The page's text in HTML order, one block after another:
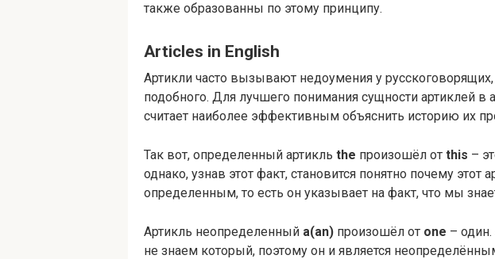
также образованны по этому принципу.
Articles in English
Артикли часто вызывают недоумения у
подобного. Для лучшего понимания сущности артиклей
считает наиболее эффективным объяснить историю их
Так вот, определенный артикль the произошёл от this –
однако, узнав этот факт, становится понятно почему этот
определенным, то есть он указывает на факт, что мы
Артикль неопределенный a(an)произошёл от one –
не знаем который, поэтому он и является